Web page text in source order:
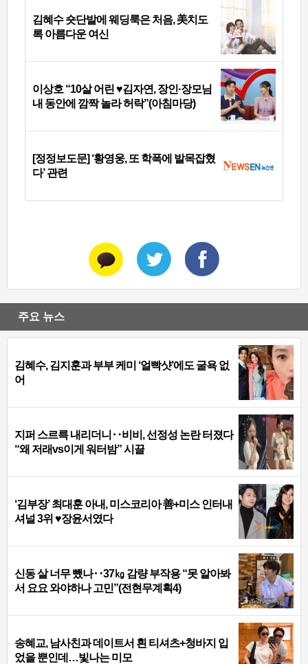
김혜수 숏단발에 웨딩룩은 처음, 美치도
록 아름다운 여신
이상호 “10살 어린 ♥김자연, 장인·장모님
내 동안에 깜짝 놀라 허락”(아침마당)
[정정보도문] ‘황영웅, 또 학폭에 발목잡혔
다’ 관련
주요 뉴스
김혜수, 김지훈과 부부 케미 ‘얼빡샷’에도 굴욕 없
어
지퍼 스르륵 내리더니‥비비, 선정성 논란 터졌다
“왜 저래vs이게 워터밤” 시끌
‘김부장’ 최대훈 아내, 미스코리아 善+미스 인터내
셔널 3위 ♥장윤서였다
신동 살 너무 뺐나‥37㎏ 감량 부작용 “못 알아봐
서 요요 와야하나 고민”(전현무계획4)
송혜교, 남사친과 데이트서 흰 티셔츠+청바지 입
었을 뿐인데…빛나는 미모